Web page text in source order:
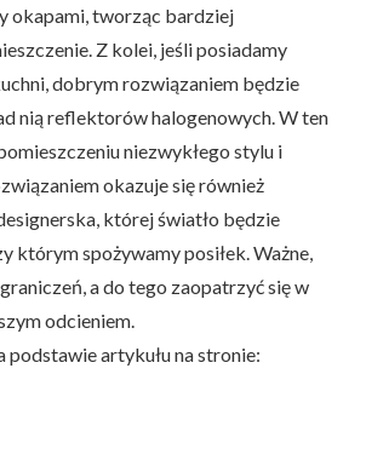
okapami, tworząc bardziej
Z kolei, jeśli posiadamy
dobrym rozwiązaniem będzie
nią reflektorów halogenowych. W ten
niezwykłego stylu i
okazuje się również
której światło będzie
którym spożywamy posiłek. Ważne,
a do tego zaopatrzyć się w
odcieniem.
podstawie artykułu na stronie: